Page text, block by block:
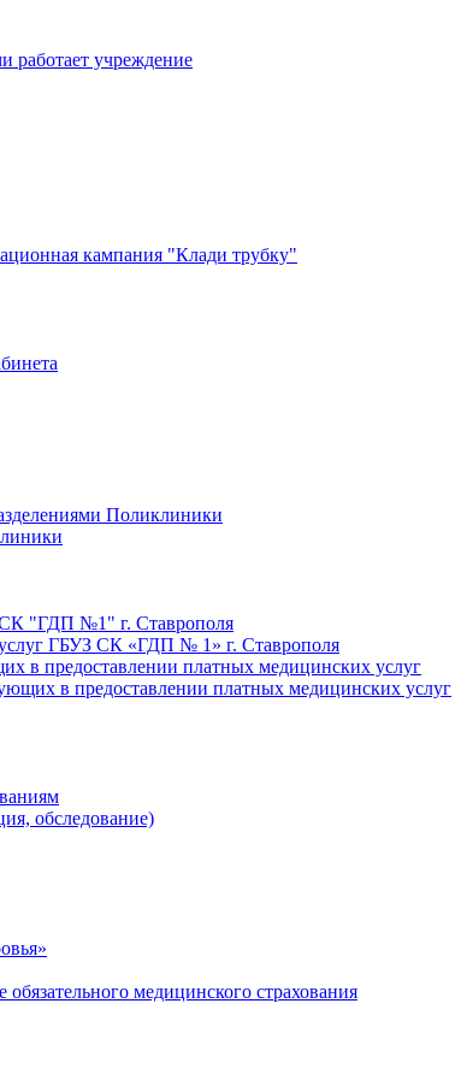
работает учреждение
кампания "Клади трубку"
Поликлиники
СК "ГДП №1" г. Ставрополя
ГБУЗ СК «ГДП № 1» г. Ставрополя
в предоставлении платных медицинских услуг
в предоставлении платных медицинских услуг
обследование)
медицинского страхования